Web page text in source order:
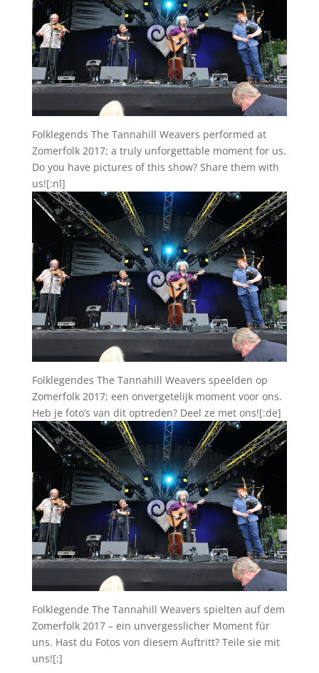
Folklegends The Tannahill Weavers performed at
Zomerfolk 2017; a truly unforgettable moment for us.
Do you have pictures of this show? Share them with
us![:nl]
Folklegendes The Tannahill Weavers speelden op
Zomerfolk 2017; een onvergetelijk moment voor ons.
Heb je foto’s van dit optreden? Deel ze met ons![:de]
Folklegende The Tannahill Weavers spielten auf dem
Zomerfolk 2017 – ein unvergesslicher Moment für
uns. Hast du Fotos von diesem Auftritt? Teile sie mit
uns![:]